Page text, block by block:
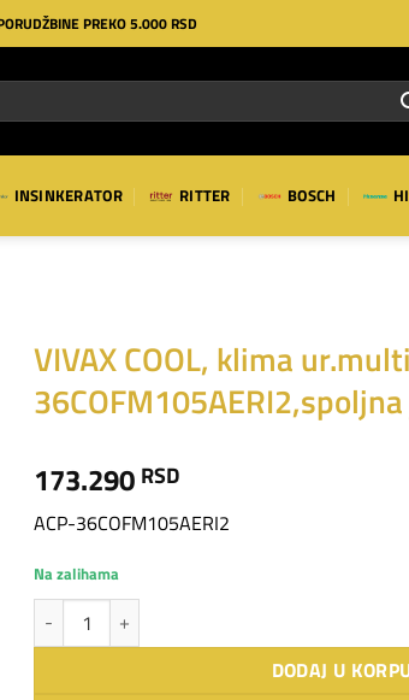
PREKO 5.000 RSD
INSINKERATOR RITTER BOSCH
VIVAX COOL, klima
173.290 RSD
ACP-36COFM105AERI2
Na zalihama
VIVAX COOL, klima ur.multi, ACP-
DODAJ U